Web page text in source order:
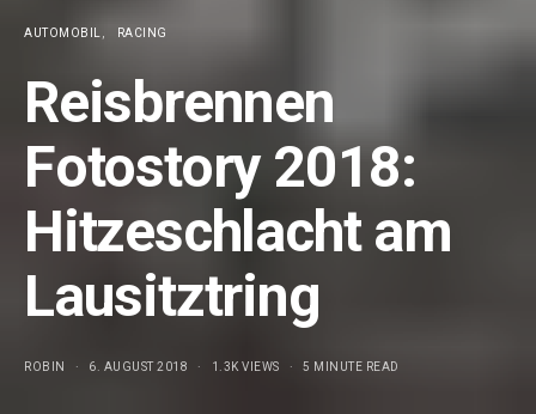
AUTOMOBIL RACING
Reisbrennen
Fotostory 2018:
Hitzeschlacht am
Lausitztring
ROBIN 6. AUGUST 2018 1.3K VIEWS 5 MINUTE READ